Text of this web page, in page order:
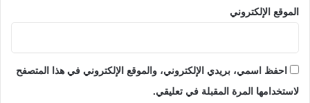
الموقع الإلكتروني
احفظ اسمي، بريدي الإلكتروني، والموقع الإلكتروني في هذا المتصفح
لاستخدامها المرة المقبلة في تعليقي.